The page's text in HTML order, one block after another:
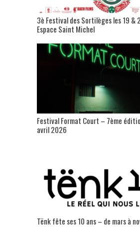
3è Festival des Sortilèges les 19 &
Espace Saint Michel
Festival Format Court – 7ème
avril 2026
Tënk fête ses 10 ans – de mars à